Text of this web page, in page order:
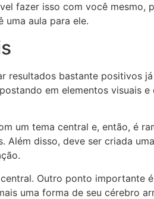
fazer isso com você mesmo,
uma aula para ele.
resultados bastante positivos
em elementos visuais
um tema central e, então, é
Além disso, deve ser criada
Outro ponto importante
uma forma de seu cérebro